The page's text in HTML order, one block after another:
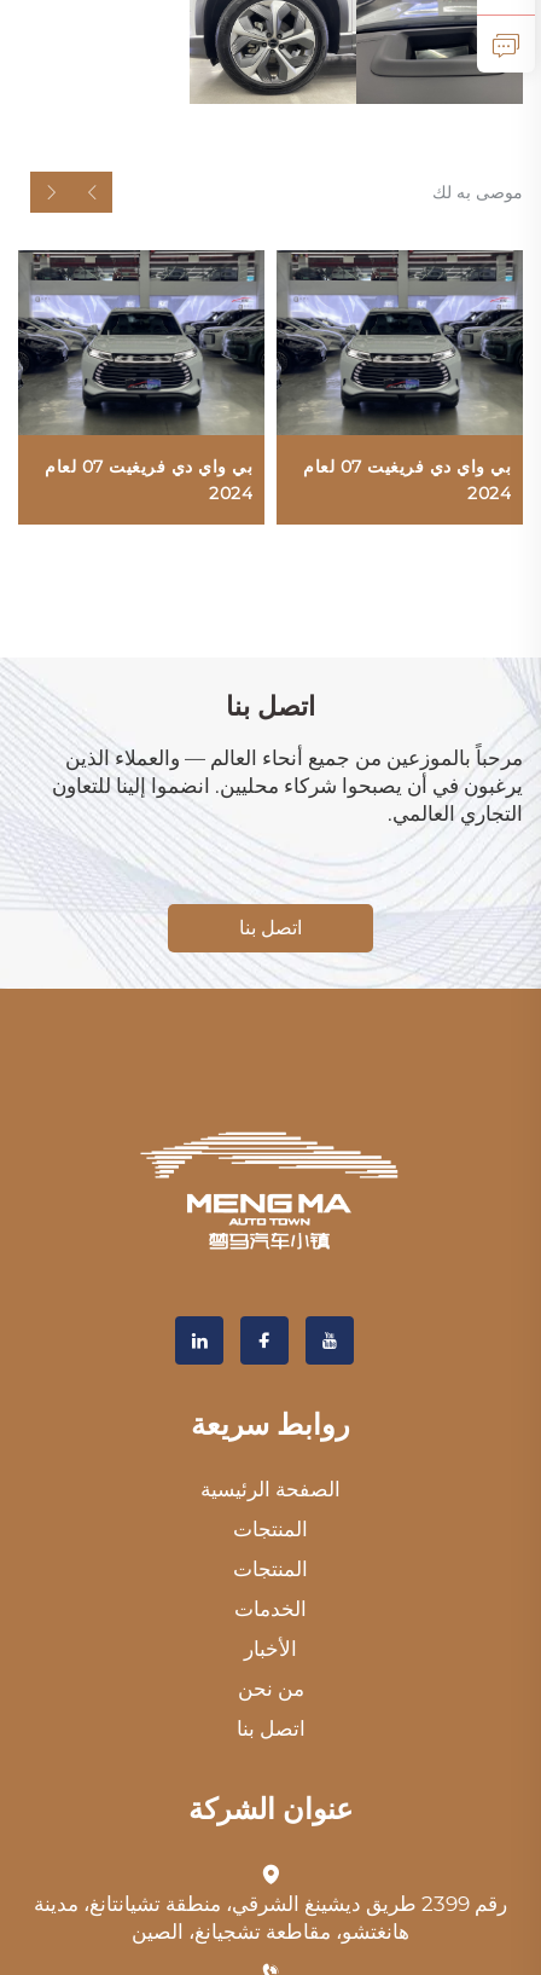
موصى به لك
بي واي دي فريغيت 07 لعام
2024
بي واي دي فريغيت 07 لعام
2024
اتصل بنا
مرحباً بالموزعين من جميع أنحاء العالم — والعملاء الذين
يرغبون في أن يصبحوا شركاء محليين. انضموا إلينا للتعاون
التجاري العالمي.
اتصل بنا
روابط سريعة
الصفحة الرئيسية
المنتجات
المنتجات
الخدمات
الأخبار
من نحن
اتصل بنا
عنوان الشركة
رقم 2399 طريق ديشينغ الشرقي، منطقة تشيانتانغ، مدينة
هانغتشو، مقاطعة تشجيانغ، الصين